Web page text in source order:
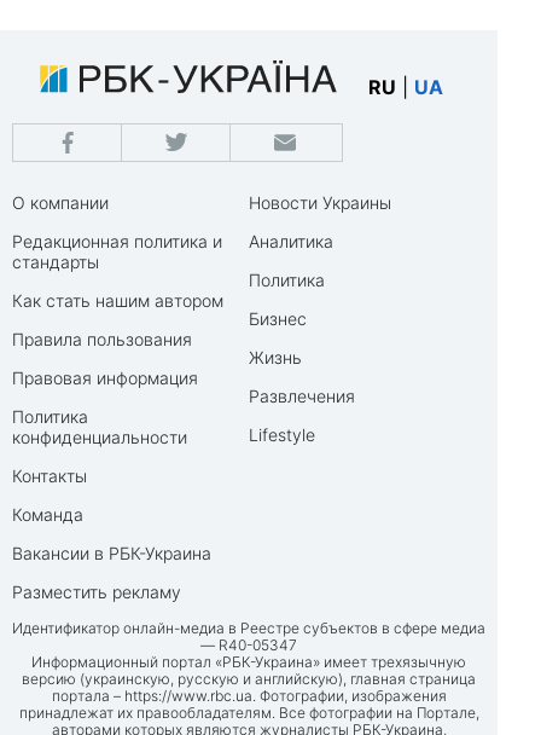
RU UA
О компании
Редакционная политика и
стандарты
Как стать нашим автором
Правила пользования
Правовая информация
Политика
конфиденциальности
Контакты
Команда
Вакансии в РБК-Украина
Разместить рекламу
Новости Украины
Аналитика
Политика
Бизнес
Жизнь
Развлечения
Lifestyle
Идентификатор онлайн-медиа в Реестре субъектов в сфере медиа
— R40-05347
Информационный портал «РБК-Украина» имеет трехязычную
версию (украинскую, русскую и английскую), главная страница
портала – https://www.rbc.ua. Фотографии, изображения
принадлежат их правообладателям. Все фотографии на Портале,
авторами которых являются журналисты РБК-Украина,